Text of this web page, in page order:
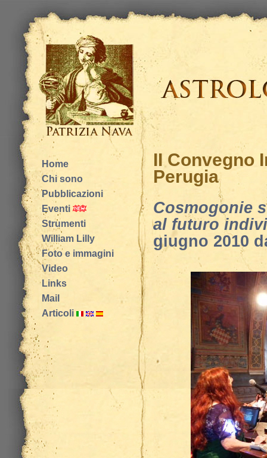
II Convegno
Perugia
Cosmogonie
al futuro
giugno 2010
Home
Chi sono
Pubblicazioni
Eventi
Strumenti
William Lilly
Foto e immagini
Video
Links
Mail
Articoli